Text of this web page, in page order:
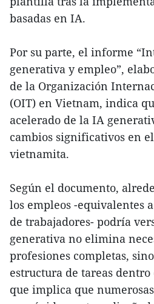
basadas en IA.
Por su parte, el informe
generativa y empleo”,
de la Organización
(OIT) en Vietnam, indica
acelerado de la IA
cambios significativos en
vietnamita.
Según el documento,
los empleos -equivalentes
de trabajadores- podría
generativa no elimina
profesiones completas,
estructura de tareas dentro
que implica que